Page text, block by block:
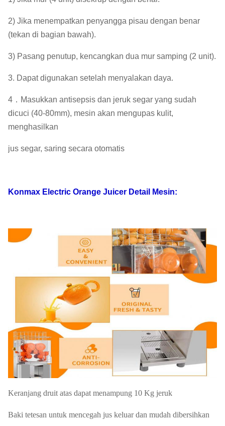
2) Jika menempatkan penyangga pisau dengan benar
(tekan di bagian bawah).
3) Pasang penutup, kencangkan dua mur samping (2 unit).
3. Dapat digunakan setelah menyalakan daya.
4．Masukkan antisepsis dan jeruk segar yang sudah
dicuci (40-80mm), mesin akan mengupas kulit,
menghasilkan
jus segar, saring secara otomatis
Konmax Electric Orange Juicer Detail Mesin:
Keranjang druit atas dapat menampung 10 Kg jeruk
Baki tetesan untuk mencegah jus keluar dan mudah dibersihkan